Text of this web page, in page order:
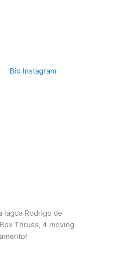
Bio Instagram
lagoa Rodrigo de
Thruss, 4 moving